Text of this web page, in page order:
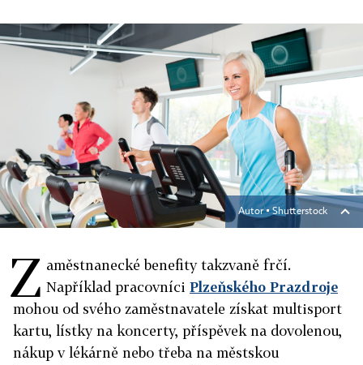
Autor ▪Shutterstock
Z aměstnanecké benefity takzvaně frčí.
Například pracovníci Plzeňského Prazdroje
mohou od svého zaměstnavatele získat multisport
kartu, lístky na koncerty, příspěvek na dovolenou,
nákup v lékárně nebo třeba na městskou